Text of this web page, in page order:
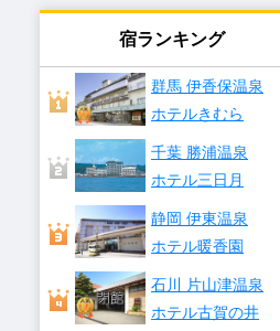
宿ランキング
群馬 伊香保温泉
ホテルきむら
千葉 勝浦温泉
ホテル三日月
静岡 伊東温泉
ホテル暖香園
石川 片山津温泉
ホテル古賀の井